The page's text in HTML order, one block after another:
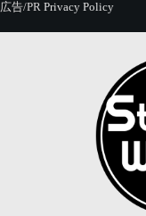
コ
広告/PR Privacy Policy